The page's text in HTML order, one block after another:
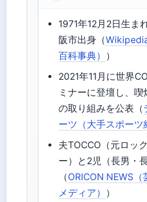
1971年12月2日生ま
阪市出身（
百科事典） ）
2021年11月に世界
ミナーに登壇し、
の取り組みを公表（
ーツ（大手スポーツ
夫TOCCO（元ロッ
ー）と2児（長男・
（ORICON NEWS（
メディア） ）